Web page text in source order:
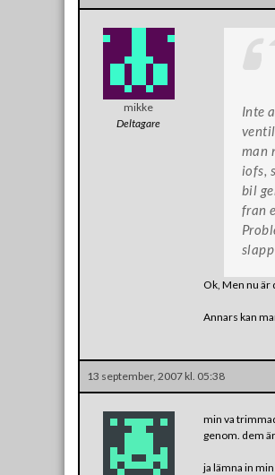
mikke
Deltagare
Inte
man
iofs,
bil
fran
Ok, Men nu är
Annars kan
13 september, 2007 kl. 05:38
min va
genom. dem
ja lämna in